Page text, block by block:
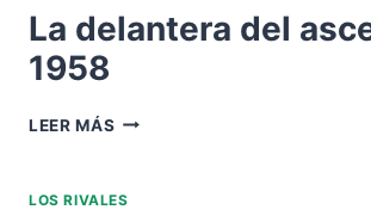
La delantera del
1958
LEER MÁS LA
ASCENSO
LOS RIVALES